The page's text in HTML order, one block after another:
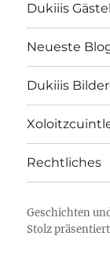
Geschichten